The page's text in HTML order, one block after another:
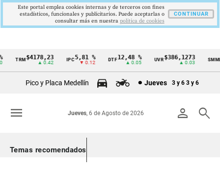
Cintillo
Colombia
TRM$4178,23
▲ 0.42
5,81 %
▼ 0.12
DTF12,48 %
▲ 0.05
UVR$386,1273
▲ 0.03
SMMLV
Pico y Placa Medellín Jueves 3 y 6 3 y 6
person search
Jueves, 6 de Agosto de 2026
menu
Temas recomendados
Este portal emplea cookies internas y de terceros con fines
estadísticos, funcionales y publicitarios. Puede aceptarlas o
consultar más en nuestra politica de cookies
CONTINUAR